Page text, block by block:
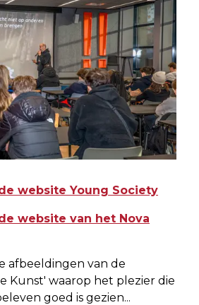
website Young Society
website van het Nova
afbeeldingen van de
Kunst' waarop het plezier die
goed is gezien...